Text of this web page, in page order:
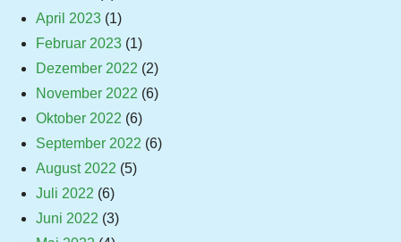
April 2023 (1)
Februar 2023 (1)
Dezember 2022 (2)
November 2022 (6)
Oktober 2022 (6)
September 2022 (6)
August 2022 (5)
Juli 2022 (6)
Juni 2022 (3)